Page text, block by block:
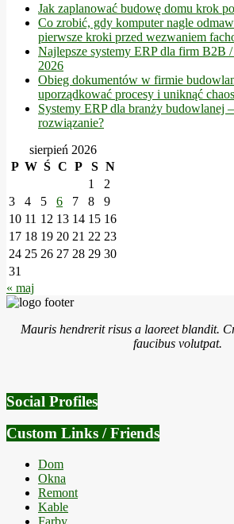
Jak zaplanować budowę domu krok
Co zrobić, gdy komputer nagle
pierwsze kroki przed wezwaniem
Najlepsze systemy ERP dla firm B2B
2026
Obieg dokumentów w firmie
uporządkować procesy i uniknąć
Systemy ERP dla branży budowlanej
rozwiązanie?
sierpień 2026
P W Ś C P S N
1
2
3
4 5 6 7 8
9
10 11 12 13 14 15 16
17 18 19 20 21 22 23
24 25 26 27 28 29 30
31
« maj
Mauris hendrerit risus a laoreet blandit.
faucibus volutpat.
Social Profiles
Custom Links / Friends
Dom
Okna
Remont
Kable
Farby